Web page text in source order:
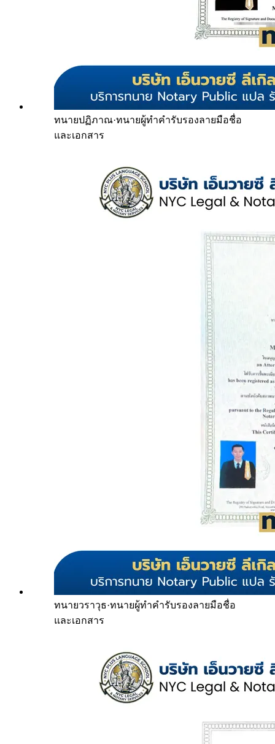
ทนายปฏิภาณ·ทนายผู้ทำคำรับรองลายมือชื่อ
และเอกสาร
ทนายวราวุธ·ทนายผู้ทำคำรับรองลายมือชื่อ
และเอกสาร